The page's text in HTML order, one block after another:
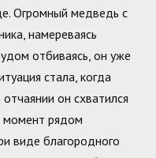
Огромный медведь с
намереваясь
отбиваясь, он уже
стала, когда
он схватился
момент рядом
виде благородного